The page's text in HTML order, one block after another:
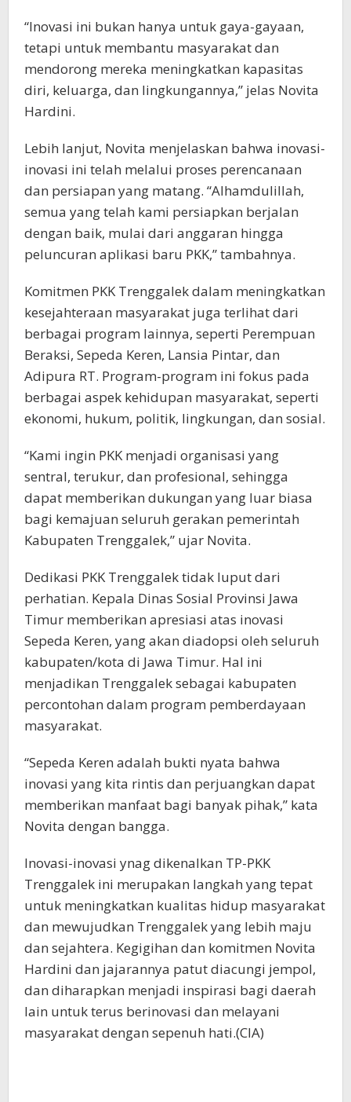
“Inovasi ini bukan hanya untuk gaya-gayaan,
tetapi untuk membantu masyarakat dan
mendorong mereka meningkatkan kapasitas
diri, keluarga, dan lingkungannya,” jelas Novita
Hardini.
Lebih lanjut, Novita menjelaskan bahwa inovasi-
inovasi ini telah melalui proses perencanaan
dan persiapan yang matang. “Alhamdulillah,
semua yang telah kami persiapkan berjalan
dengan baik, mulai dari anggaran hingga
peluncuran aplikasi baru PKK,” tambahnya.
Komitmen PKK Trenggalek dalam meningkatkan
kesejahteraan masyarakat juga terlihat dari
berbagai program lainnya, seperti Perempuan
Beraksi, Sepeda Keren, Lansia Pintar, dan
Adipura RT. Program-program ini fokus pada
berbagai aspek kehidupan masyarakat, seperti
ekonomi, hukum, politik, lingkungan, dan sosial.
“Kami ingin PKK menjadi organisasi yang
sentral, terukur, dan profesional, sehingga
dapat memberikan dukungan yang luar biasa
bagi kemajuan seluruh gerakan pemerintah
Kabupaten Trenggalek,” ujar Novita.
Dedikasi PKK Trenggalek tidak luput dari
perhatian. Kepala Dinas Sosial Provinsi Jawa
Timur memberikan apresiasi atas inovasi
Sepeda Keren, yang akan diadopsi oleh seluruh
kabupaten/kota di Jawa Timur. Hal ini
menjadikan Trenggalek sebagai kabupaten
percontohan dalam program pemberdayaan
masyarakat.
“Sepeda Keren adalah bukti nyata bahwa
inovasi yang kita rintis dan perjuangkan dapat
memberikan manfaat bagi banyak pihak,” kata
Novita dengan bangga.
Inovasi-inovasi ynag dikenalkan TP-PKK
Trenggalek ini merupakan langkah yang tepat
untuk meningkatkan kualitas hidup masyarakat
dan mewujudkan Trenggalek yang lebih maju
dan sejahtera. Kegigihan dan komitmen Novita
Hardini dan jajarannya patut diacungi jempol,
dan diharapkan menjadi inspirasi bagi daerah
lain untuk terus berinovasi dan melayani
masyarakat dengan sepenuh hati.(CIA)